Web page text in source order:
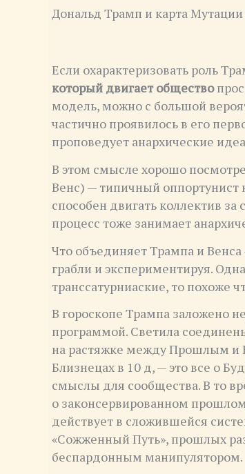
Дональд Трамп и карта
Если охарактеризовать роль
который двигает общество
модель, можно с большой
частично проявилось в его
проповедует анархические
В этом смысле хорошо
Венс) — типичный оппортунист
способен двигать коллектив
процесс тоже занимает
Что объединяет Трампа и
грабли и экспериментируя.
транссатурниаские, то похоже
В гороскопе Трампа заложено
программой. Светила
на растяжке между Прошлым и
Близнецах в 10 д, — это все о
смыслы для сообщества. В то
о законсервированном
действует в сложившейся
«Сожженный Путь», прошлых
беспардонным манипулятором.